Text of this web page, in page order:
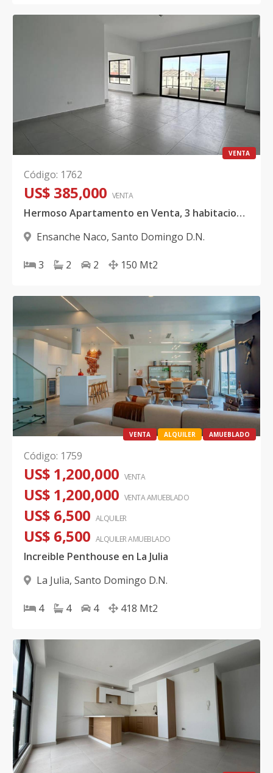
VENTA
Código: 1762
US$ 385,000 VENTA
Hermoso Apartamento en Venta, 3 habitaciones, estudio, cuarto de servicio, Naco
Ensanche Naco, Santo Domingo D.N.
3 2 2 150 Mt2
VENTA ALQUILER AMUEBLADO
Código: 1759
US$ 1,200,000 VENTA
US$ 1,200,000 VENTA AMUEBLADO
US$ 6,500 ALQUILER
US$ 6,500 ALQUILERAMUEBLADO
Increible Penthouse en La Julia
La Julia, Santo Domingo D.N.
4 4 4 418 Mt2